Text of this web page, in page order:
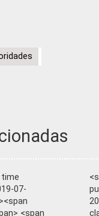
07-
<span